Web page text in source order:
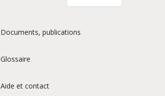
Documents, publications
Glossaire
Aide et contact